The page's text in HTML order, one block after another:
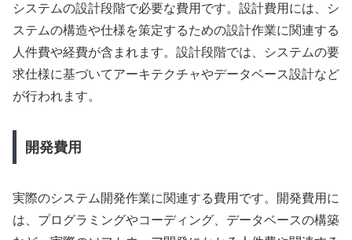
システムの設計段階で必要な費用です。設計費用には、シ
ステムの構造や仕様を策定するための設計作業に関連する
人件費や経費が含まれます。設計段階では、システムの要
求仕様に基づいてアーキテクチャやデータベース設計など
が行われます。
開発費用
実際のシステム開発作業に関連する費用です。開発費用に
は、プログラミングやコーディング、データベースの構築